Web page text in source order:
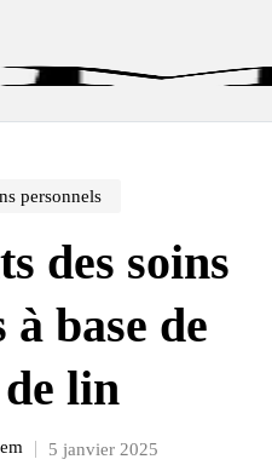
personnels
des soins
base de
lin
5 janvier 2025